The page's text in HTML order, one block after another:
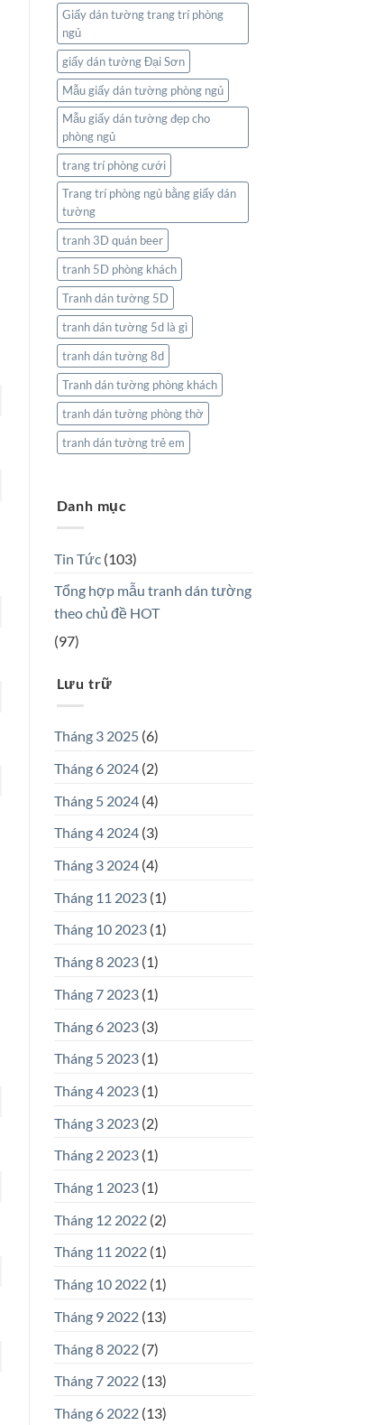
Giấy dán tường trang trí phòng
ngủ
giấy dán tường Đại Sơn
Mẫu giấy dán tường phòng ngủ
Mẫu giấy dán tường đẹp cho
phòng ngủ
trang trí phòng cưới
Trang trí phòng ngủ bằng giấy dán
tường
tranh 3D quán beer
tranh 5D phòng khách
Tranh dán tường 5D
tranh dán tường 5d là gì
tranh dán tường 8d
Tranh dán tường phòng khách
tranh dán tường phòng thờ
tranh dán tường trẻ em
Danh mục
Tin Tức (103)
Tổng hợp mẫu tranh dán tường
theo chủ đề HOT
(97)
Lưu trữ
Tháng 3 2025 (6)
Tháng 6 2024 (2)
Tháng 5 2024 (4)
Tháng 4 2024 (3)
Tháng 3 2024 (4)
Tháng 11 2023 (1)
Tháng 10 2023 (1)
Tháng 8 2023 (1)
Tháng 7 2023 (1)
Tháng 6 2023 (3)
Tháng 5 2023 (1)
Tháng 4 2023 (1)
Tháng 3 2023 (2)
Tháng 2 2023 (1)
Tháng 1 2023 (1)
Tháng 12 2022 (2)
Tháng 11 2022 (1)
Tháng 10 2022 (1)
Tháng 9 2022 (13)
Tháng 8 2022 (7)
Tháng 7 2022 (13)
Tháng 6 2022 (13)